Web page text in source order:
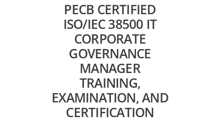
PECB CERTIFIED
ISO/IEC 38500 IT
CORPORATE
GOVERNANCE
MANAGER
TRAINING,
EXAMINATION, AND
CERTIFICATION